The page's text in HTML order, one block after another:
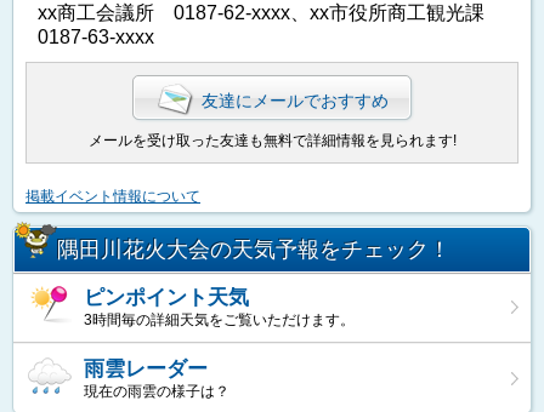
xx商工会議所 0187-62-xxxx、xx市役所商工観光課
0187-63-xxxx
友達にメールでおすすめ
メールを受け取った友達も無料で詳細情報を見られます!
掲載イベント情報について
隅田川花火大会の天気予報をチェック！
ピンポイント天気
3時間毎の詳細天気をご覧いただけます。
雨雲レーダー
現在の雨雲の様子は？